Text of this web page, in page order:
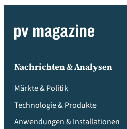
Nachrichten & Analysen
Märkte & Politik
Technologie & Produkte
Anwendungen & Installationen